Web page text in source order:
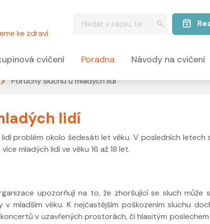
ke zdraví
cvičení Poradna Návody na cvičení
Poruchy sluchu u mladých lidí
lidí
problém okolo šedesáti let věku. V posledních
mladých lidí ve věku 16 až 18 let.
upozorňují na to, že zhoršující se sluch může
mladším věku. K nejčastějším poškozením sluchu
v uzavřených prostorách, či hlasitým